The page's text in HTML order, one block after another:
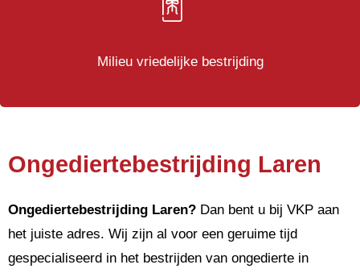
Milieu vriedelijke bestrijding
Ongediertebestrijding Laren
Ongediertebestrijding Laren? Dan bent u bij VKP aan
het juiste adres. Wij zijn al voor een geruime tijd
gespecialiseerd in het bestrijden van ongedierte in